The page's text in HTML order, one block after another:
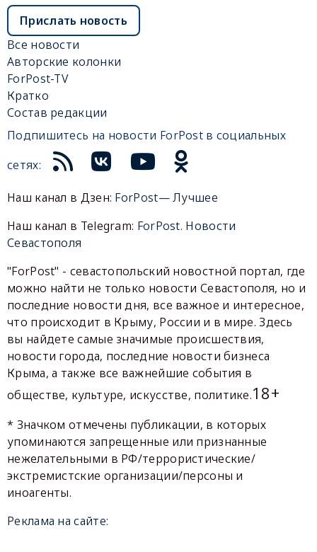
Прислать новость
Все новости
Авторские колонки
ForPost-TV
Кратко
Состав редакции
Подпишитесь на новости ForPost в социальных
сетях:
Наш канал в Дзен: ForPost— Лучшее
Наш канал в Telegram: ForPost. Новости
Севастополя
"ForPost" - севастопольский новостной портал, где
можно найти не только новости Севастополя, но и
последние новости дня, все важное и интересное,
что происходит в Крыму, России и в мире. Здесь
вы найдете самые значимые происшествия,
новости города, последние новости бизнеса
Крыма, а также все важнейшие события в
обществе, культуре, искусстве, политике.18+
* Значком отмечены публикации, в которых
упоминаются запрещенные или признанные
нежелательными в РФ/террористические/
экстремистские организации/персоны и
иноагенты.
Реклама на сайте: